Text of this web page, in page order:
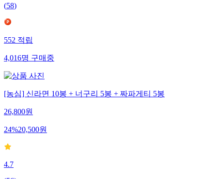
(58)
552적립
4,016명구매중
[농심] 신라면 10봉 + 너구리 5봉 + 짜파게티 5봉
26,800원
24%20,500원
4.7